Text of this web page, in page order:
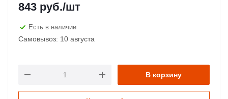
843 руб./шт
Есть в наличии
Самовывоз: 10 августа
В корзину